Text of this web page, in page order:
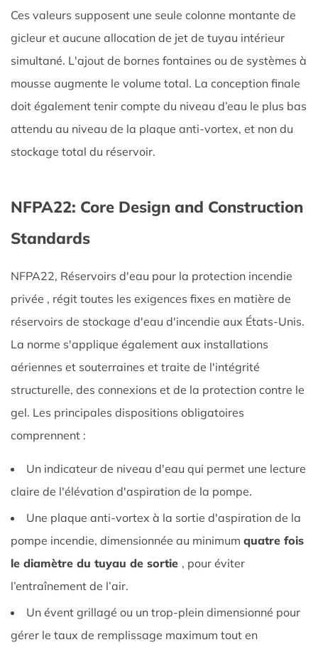
d'eau
d'incendie
Éléments
essentiels
de
l'installation,
des
de
maintenance
Essais
hydrostatiques
5.2
Inspection
Ces valeurs supposent une seule colonne montante de
gicleur et aucune allocation de jet de tuyau intérieur
simultané. L'ajout de bornes fontaines ou de systèmes à
mousse augmente le volume total. La conception finale
doit également tenir compte du niveau d’eau le plus bas
attendu au niveau de la plaque anti-vortex, et non du
stockage total du réservoir.
NFPA22: Core Design and Construction
Standards
NFPA22, Réservoirs d'eau pour la protection incendie
privée , régit toutes les exigences fixes en matière de
réservoirs de stockage d'eau d'incendie aux États-Unis.
La norme s'applique également aux installations
aériennes et souterraines et traite de l'intégrité
structurelle, des connexions et de la protection contre le
gel. Les principales dispositions obligatoires
comprennent :
Un indicateur de niveau d'eau qui permet une lecture
claire de l'élévation d'aspiration de la pompe.
Une plaque anti-vortex à la sortie d'aspiration de la
pompe incendie, dimensionnée au minimum quatre fois
le diamètre du tuyau de sortie , pour éviter
l’entraînement de l’air.
Un évent grillagé ou un trop-plein dimensionné pour
gérer le taux de remplissage maximum tout en